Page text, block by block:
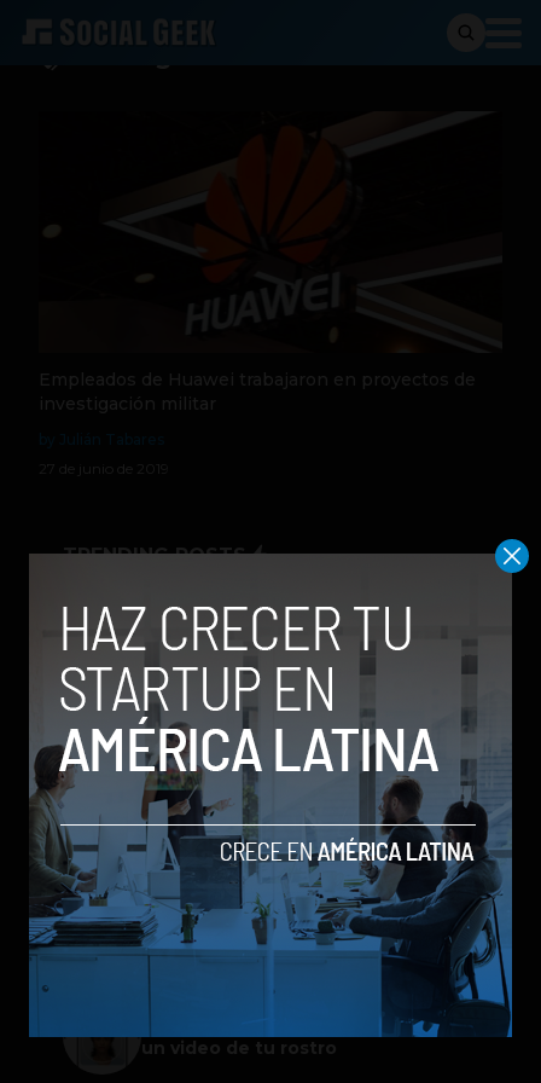
Empleados de Huawei trabajaron en proyectos de
investigación militar
27 de junio de 2019
TRENDING POSTS
con modelos enfocados en IA
generativa de imágenes
ChatGPT Work: el nuevo asistente
de OpenAI que promete mejorar la
productividad laboral
Spotify extiende las cuentas
gestionadas para menores a su plan
gratuito en seis países
Galaxy Z Flip8: el plegable compacto
de Samsung se renueva con más
pantalla, mejor cámara e IA
Google permitirá iniciar sesión con
un video de tu rostro